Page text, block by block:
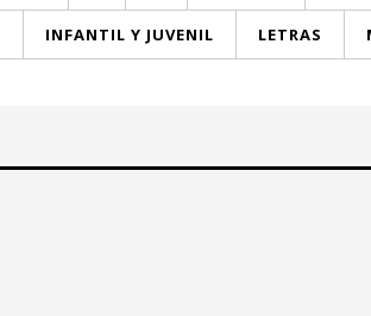
INFANTIL Y JUVENIL LETRAS